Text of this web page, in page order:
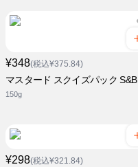
¥348(税込¥375.84)
マスタード スクイズパック S&B
150g
¥298(税込¥321.84)